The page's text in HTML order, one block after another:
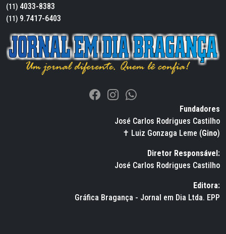
(11) 4033-8383
(11) 9.7417-6403
Fundadores
José Carlos Rodrigues Castilho
✝ Luiz Gonzaga Leme (Gino)
Diretor Responsável:
José Carlos Rodrigues Castilho
Editora:
Gráfica Bragança - Jornal em Dia Ltda. EPP